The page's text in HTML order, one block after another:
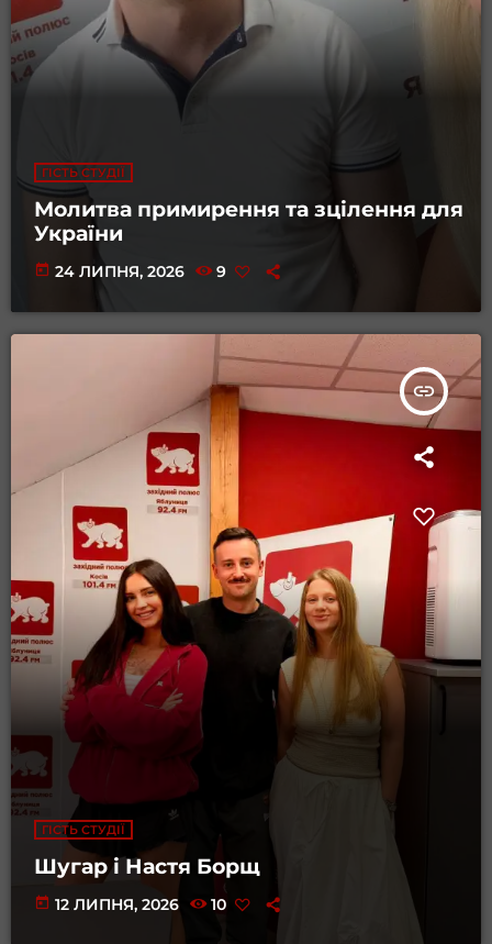
ГІСТЬ СТУДІЇ
Молитва примирення та зцілення для
України
today 24 ЛИПНЯ, 2026 9
insert_link
ГІСТЬ СТУДІЇ
Шугар і Настя Борщ
today 12 ЛИПНЯ, 2026 10